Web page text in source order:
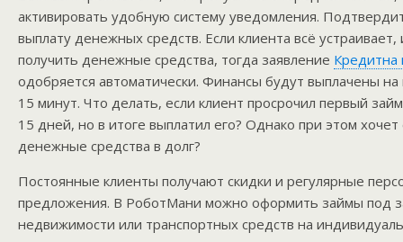
активировать удобную систему уведомления.
выплату денежных средств. Если клиента всё устраивает,
получить денежные средства, тогда заявление Кредитна
одобряется автоматически. Финансы будут выплачены на
15 минут. Что делать, если клиент просрочил первый
15 дней, но в итоге выплатил его? Однако при этом хочет
денежные средства в долг?
Постоянные клиенты получают скидки и регулярные
предложения. В РоботМани можно оформить займы под
недвижимости или транспортных средств на